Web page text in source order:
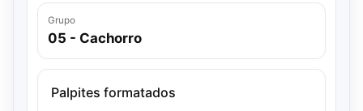
Grupo
05 - Cachorro
Palpites formatados